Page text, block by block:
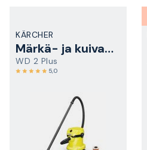
KÄRCHER
Märkä- ja kuivaimuri
WD 2 Plus
5,0